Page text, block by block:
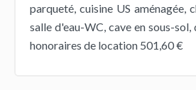
parqueté, cuisine US aménagée,
salle d'eau-WC, cave en sous-sol,
honoraires de location 501,60 €